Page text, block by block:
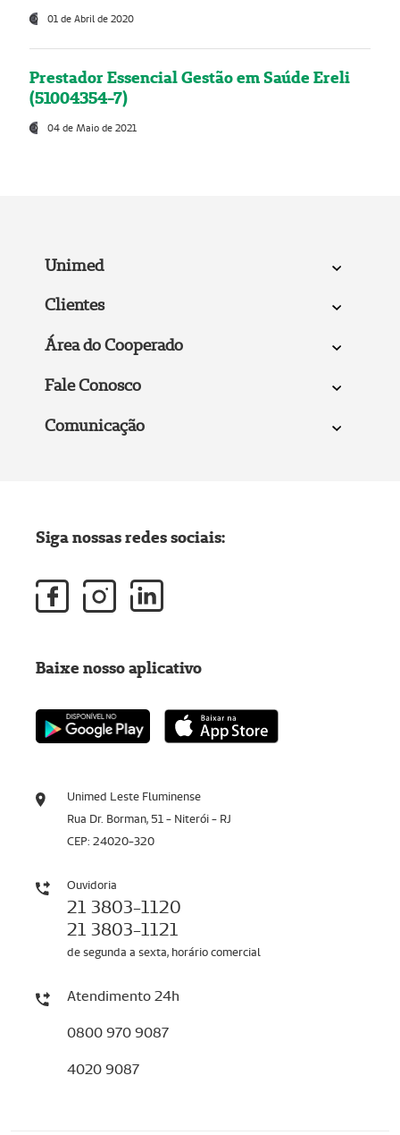
01 de Abril de 2020
Prestador Essencial Gestão em Saúde Ereli
(51004354-7)
04 de Maio de 2021
Unimed
Clientes
Área do Cooperado
Fale Conosco
Comunicação
Unimed Leste Fluminense
Rua Dr. Borman, 51 - Niterói - RJ
CEP: 24020-320
Ouvidoria
21 3803-1120
21 3803-1121
de segunda a sexta, horário comercial
Atendimento 24h
0800 970 9087
4020 9087
Siga nossas redes sociais:
Baixe nosso aplicativo